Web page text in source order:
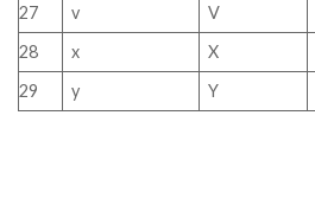
27
v V
28
x X
29
y Y